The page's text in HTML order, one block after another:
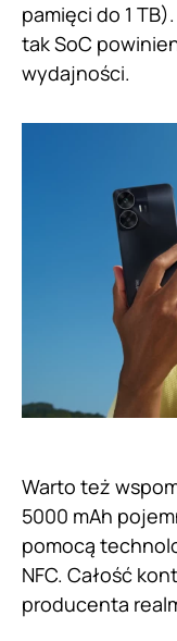
pamięci do 1
tak SoC
wydajności.
Warto też
5000 mAh
pomocą
NFC. Całość
producenta